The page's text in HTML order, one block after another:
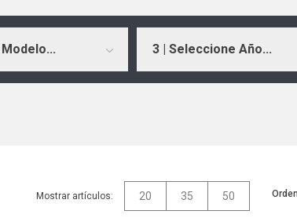
3 | Seleccione Año...
Mostrar artículos: 20 35 50